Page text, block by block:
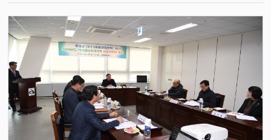
진행하고 있는 오염수원인 및 관리방안 용역이 끝나는 대로 오염수 계곡수분
리공사와 함께 오염수 차집 및 집수시설 설치 및 악취방지 대책을 시행할 계획
이다. 주민들은 “완주군에서 보증금을 수령해 관리에 나선다고 하니 참으로
다행으로 생각한다”며 “앞으로 정확한 원인분석과 사후관리가 되었으면 좋겠
다”며 기대감을 나타냈다. 강신영 환경과장은 “악취, 오염수 관리는 물론이
고 매립장 주변을 친환경적으로 만들어 주민의 건강과 환경보호를 위해 최선
을 다하겠다”고 말했다. <담당부서 환경과 290-2671>